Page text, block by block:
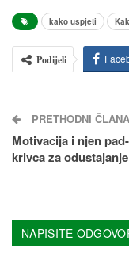
kako uspjeti
Podijeli
PRETHODNI
Motivacija i njen
krivca za odustajanje
NAPIŠITE